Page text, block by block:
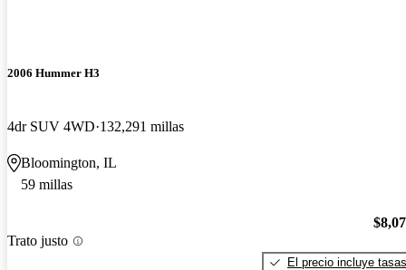
2006 Hummer H3
4dr SUV 4WD 132,291 millas
Bloomington, IL
59 millas
Trato justo
El precio incluye tasas